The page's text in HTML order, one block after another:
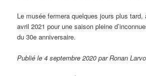
Le musée fermera quelques jours plus tard,
avril 2021 pour une saison pleine
du 30e anniversaire.
Publié le 4 septembre 2020 par Ronan